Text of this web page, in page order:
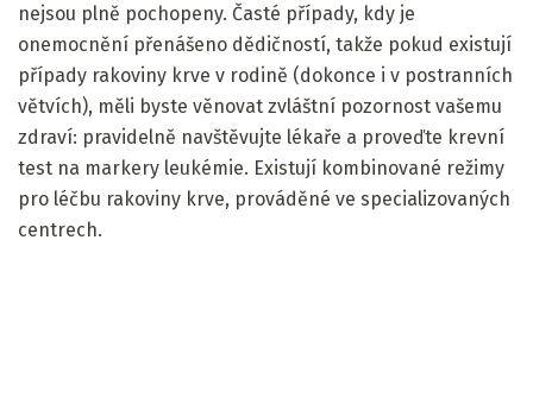
nejsou plně pochopeny. Časté případy, kdy je
onemocnění přenášeno dědičností, takže pokud existují
případy rakoviny krve v rodině (dokonce i v postranních
větvích), měli byste věnovat zvláštní pozornost vašemu
zdraví: pravidelně navštěvujte lékaře a proveďte krevní
test na markery leukémie. Existují kombinované režimy
pro léčbu rakoviny krve, prováděné ve specializovaných
centrech.